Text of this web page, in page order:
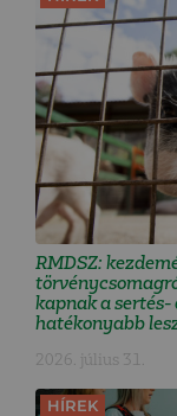
RMDSZ:
kapnak a sertés-
hatékonyabb
2026. július 31.
HÍREK